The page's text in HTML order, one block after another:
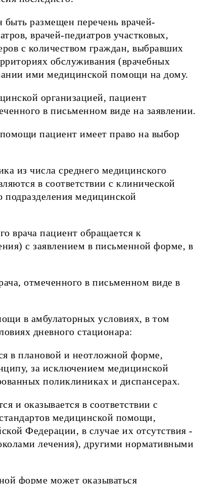
размещен перечень врачей-
врачей-педиатров участковых,
с количеством граждан, выбравших
обслуживания (врачебных
ими медицинской помощи на дому.
организацией, пациент
в письменном виде на заявлении.
пациент имеет право на выбор
из числа среднего медицинского
в соответствии с клинической
подразделения медицинской
врача пациент обращается к
с заявлением в письменной форме, в
отмеченного в письменном виде в
в амбулаторных условиях, в том
дневного стационара:
в плановой и неотложной форме,
за исключением медицинской
поликлиниках и диспансерах.
и оказывается в соответствии с
медицинской помощи,
Федерации, в случае их отсутствия -
лечения), другими нормативными
форме может оказываться